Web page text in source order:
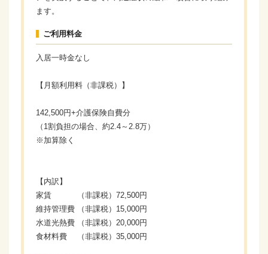
ます。
ご利用料金
入居一時金なし
【月額利用料（非課税）】
142,500円+介護保険自費分
（1割負担の場合、約2.4～2.8万）
※加算除く
【内訳】
家賃 （非課税）72,500円
維持管理費 （非課税）15,000円
水道光熱費 （非課税）20,000円
食材料費 （非課税）35,000円